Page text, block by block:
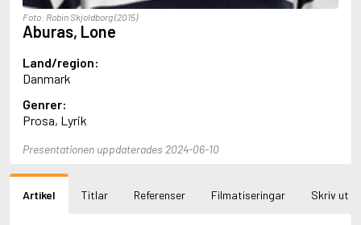
Adamov, Arthur
Adams, Douglas
Adams, Herbert
Adams, Jane
Adams, Richard
Adbåge, Emma
Adbåge, Lisen
Adelborg, Ottilia
Adiga, Aravind
Adnan, Etel
Foto: Robin Skjoldborg (2015)
Aburas, Lone
Land/region:
Danmark
Genrer:
Prosa, Lyrik
Presentationen uppdaterades 2024-06-10
Artikel Titlar Referenser Filmatiseringar Skriv ut